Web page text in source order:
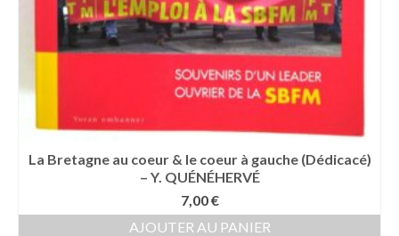
La Bretagne au coeur & le coeur à gauche (Dédicacé)
– Y. QUÉNÉHERVÉ
7,00€
AJOUTER AU PANIER